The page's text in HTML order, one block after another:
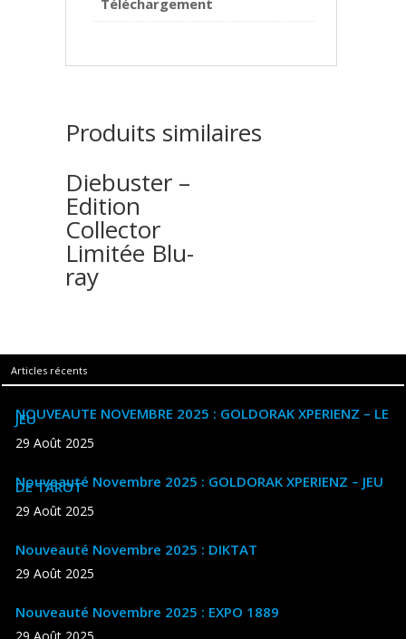
Produits similaires
Diebuster –
Edition
Collector
Limitée Blu-
ray
Articles récents
NOUVEAUTE NOVEMBRE 2025 : GOLDORAK XPERIENZ – LE
JEU
29 Août 2025
Nouveauté Novembre 2025 : GOLDORAK XPERIENZ – JEU
DE TAROT
29 Août 2025
Nouveauté Novembre 2025 : DIKTAT
29 Août 2025
Nouveauté Novembre 2025 : EXPO 1889